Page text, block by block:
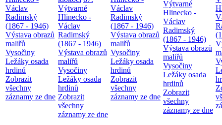
Václav
Radimský
(1867 - 1946)
Výstava obrazů
maliřů
Vysočiny
Ležáky osada
hrdinů
Zobrazit
všechny
záznamy ze dne
Výtvarné
Hlinecko -
Václav
Radimský
(1867 - 1946)
Výstava obrazů
maliřů
Vysočiny
Ležáky osada
hrdinů
Zobrazit
všechny
záznamy ze dne
Václav
Radimský
(1867 - 1946)
Výstava obrazů
maliřů
Vysočiny
Ležáky osada
hrdinů
Zobrazit
všechny
záznamy ze dne
Výtvarné
Hlinecko -
Václav
Radimský
(1867 - 1946)
Výstava obrazů
maliřů
Vysočiny
Ležáky osada
hrdinů
Zobrazit
všechny
záznamy ze dne